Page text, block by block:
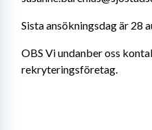
Sista ansökningsdag är 28
OBS Vi undanber oss
rekryteringsföretag.